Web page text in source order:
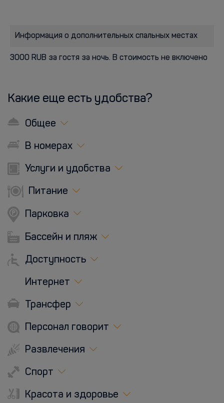
Информация о дополнительных спальных местах
3000 RUB за гостя за ночь. В стоимость не включено
Какие еще есть удобства?
Общее
В номерах
Услуги и удобства
Питание
Парковка
Бассейн и пляж
Доступность
Интернет
Трансфер
Персонал говорит
Развлечения
Спорт
Красота и здоровье